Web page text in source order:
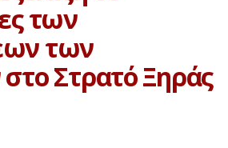
των
των
Στρατό Ξηράς